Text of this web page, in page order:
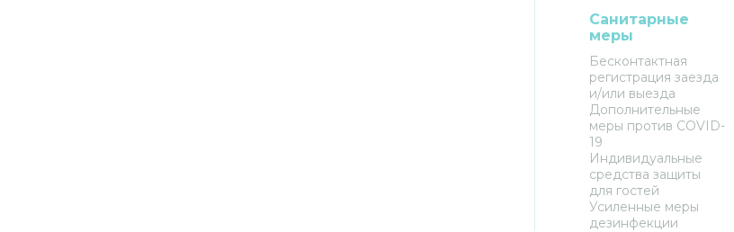
Санитарные
меры
Бесконтактная
регистрация заезда
и/или выезда
Дополнительные
меры против COVID-
19
Индивидуальные
средства защиты
для гостей
Усиленные меры
дезинфекции